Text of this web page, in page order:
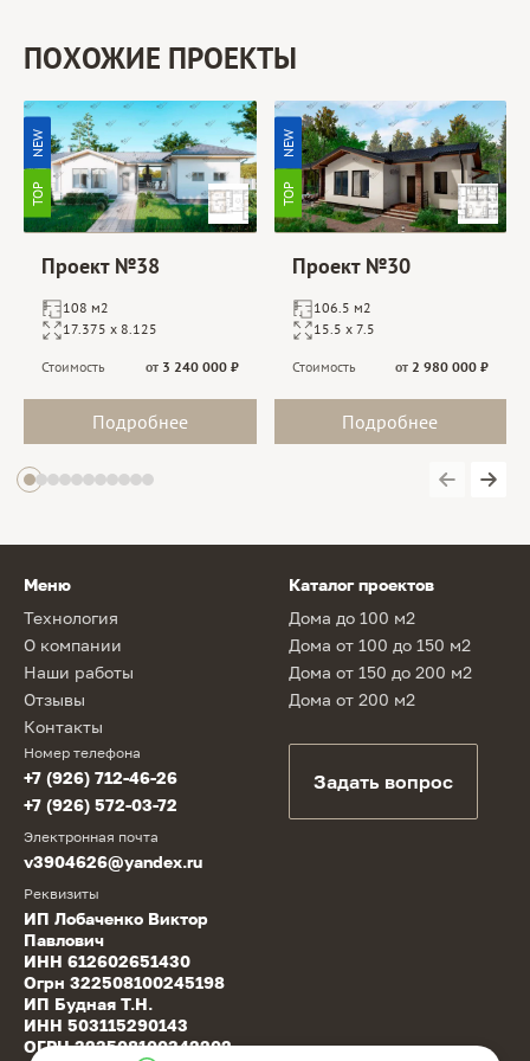
ПОХОЖИЕ ПРОЕКТЫ
NEW
TOP
Проект №38
108 м2
17.375 х 8.125
Стоимость от 3 240 000 ₽
Подробнее
NEW
TOP
Проект №30
106.5 м2
15.5 х 7.5
Стоимость от 2 980 000 ₽
Подробнее
Меню
Технология
О компании
Наши работы
Отзывы
Контакты
Каталог проектов
Дома до 100 м2
Дома от 100 до 150 м2
Дома от 150 до 200 м2
Дома от 200 м2
Номер телефона
+7 (926) 712-46-26
+7 (926) 572-03-72
Электронная почта
v3904626@yandex.ru
Реквизиты
ИП Лобаченко Виктор
Павлович
ИНН 612602651430
Огрн 322508100245198
ИП Будная Т.Н.
ИНН 503115290143
ОГРН 323508100342202
Задать вопрос